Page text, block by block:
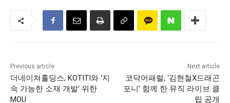
Previous article
더네이쳐홀딩스, KOTITI와 ‘지
속 가능한 소재 개발’ 위한
MOU
Next article
코닥어패럴, ‘김현철X드래곤
포니’ 함께 한 뮤직 라이브 클
립 공개